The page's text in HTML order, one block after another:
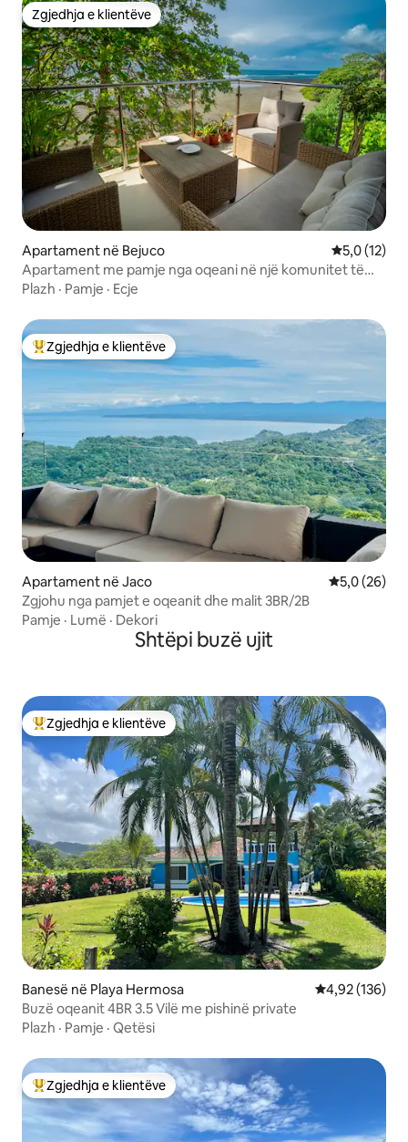
Zgjedhja e klientëve
Zgjedhja e klientëve
Apartament në Bejuco Vlerësimi
5,0 (12)
Apartament me pamje nga oqeani në një komunitet të
mbyllur
Plazh · Pamje · Ecje
Më të mirat e zgjedhjeve të klientëve
Zgjedhja e klientëve
Apartament në Jaco Vlerësimi
5,0 (26)
Zgjohu nga pamjet e oqeanit dhe malit 3BR/2B
Pamje · Lumë · Dekori
Shtëpi buzë ujit
Më të mirat e zgjedhjeve të klientëve
Zgjedhja e klientëve
Banesë në Playa Hermosa Vlerësimi
4,92 (136)
Buzë oqeanit 4BR 3.5 Vilë me pishinë private
Plazh · Pamje · Qetësi
Më të mirat e zgjedhjeve të klientëve
Zgjedhja e klientëve